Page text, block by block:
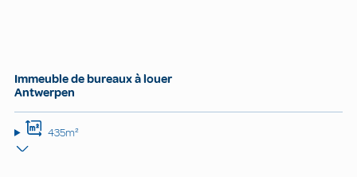
Immeuble de bureaux à louer
Antwerpen
435m²